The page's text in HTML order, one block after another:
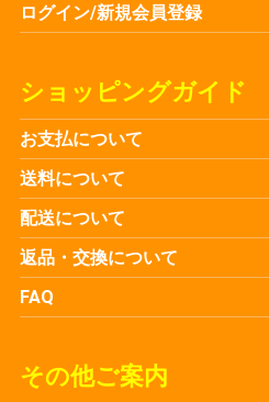
ログイン/新規会員登録
ショッピングガイド
お支払について
送料について
配送について
返品・交換について
FAQ
その他ご案内